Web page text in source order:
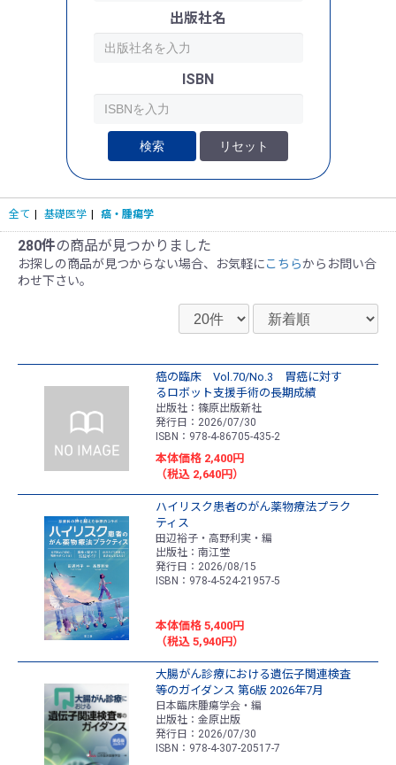
出版社名
ISBN
検索 リセット
全て 基礎医学 癌・腫瘍学
280件の商品が見つかりました
お探しの商品が見つからない場合、お気軽にこちらからお問い合
わせ下さい。
癌の臨床 Vol.70/No.3 胃癌に対す
るロボット支援手術の長期成績
出版社：篠原出版新社
発行日：2026/07/30
ISBN：978-4-86705-435-2
本体価格 2,400円
（税込 2,640円）
ハイリスク患者のがん薬物療法プラク
ティス
田辺裕子・高野利実・編
出版社：南江堂
発行日：2026/08/15
ISBN：978-4-524-21957-5
本体価格 5,400円
（税込 5,940円）
大腸がん診療における遺伝子関連検査
等のガイダンス 第6版 2026年7月
日本臨床腫瘍学会・編
出版社：金原出版
発行日：2026/07/30
ISBN：978-4-307-20517-7